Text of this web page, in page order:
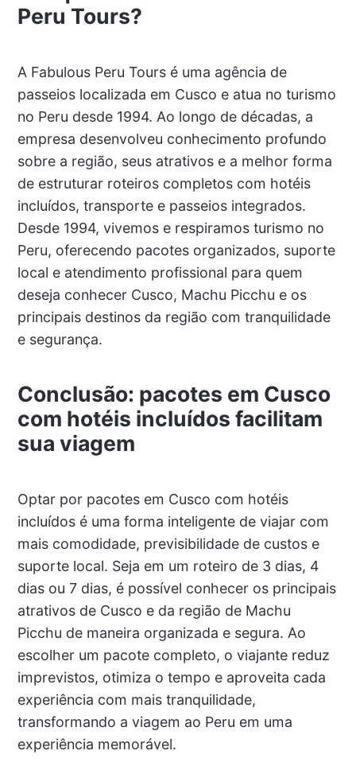
Peru Tours?
A Fabulous Peru Tours é uma agência de
passeios localizada em Cusco e atua no turismo
no Peru desde 1994. Ao longo de décadas, a
empresa desenvolveu conhecimento profundo
sobre a região, seus atrativos e a melhor forma
de estruturar roteiros completos com hotéis
incluídos, transporte e passeios integrados.
Desde 1994, vivemos e respiramos turismo no
Peru, oferecendo pacotes organizados, suporte
local e atendimento profissional para quem
deseja conhecer Cusco, Machu Picchu e os
principais destinos da região com tranquilidade
e segurança.
Conclusão: pacotes em Cusco
com hotéis incluídos facilitam
sua viagem
Optar por pacotes em Cusco com hotéis
incluídos é uma forma inteligente de viajar com
mais comodidade, previsibilidade de custos e
suporte local. Seja em um roteiro de 3 dias, 4
dias ou 7 dias, é possível conhecer os principais
atrativos de Cusco e da região de Machu
Picchu de maneira organizada e segura. Ao
escolher um pacote completo, o viajante reduz
imprevistos, otimiza o tempo e aproveita cada
experiência com mais tranquilidade,
transformando a viagem ao Peru em uma
experiência memorável.